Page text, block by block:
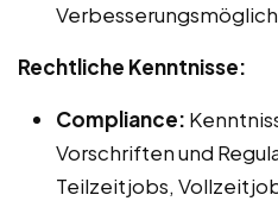
Rechtliche Kenntnisse:
Compliance:
Vorschriften und
Teilzeitjobs,